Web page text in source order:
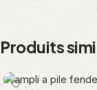
Produits